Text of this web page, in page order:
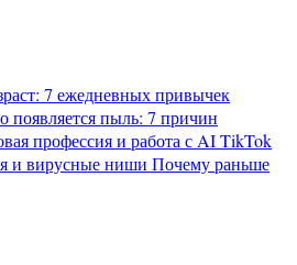
7 ежедневных привычек
появляется пыль: 7 причин
профессия и работа с AITikTok
и вирусные ниши Почему раньше